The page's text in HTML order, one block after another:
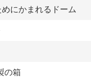
にかまれるドーム
の箱